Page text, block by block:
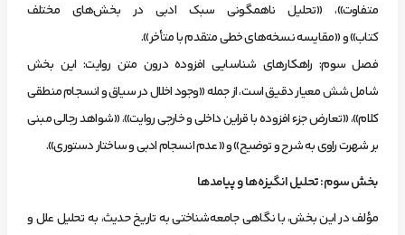
متفاوت»، «تحلیل ناهمگونی سبک ادبی در بخش‌های مختلف
کتاب» و «مقایسه نسخه‌های خطی متقدم با متأخر».
فصل سوم: راهکارهای شناسایی افزوده درون متن روایت: این بخش
شامل شش معیار دقیق است، از جمله «وجود اخلال در سیاق و انسجام منطقی
کلام»، «تعارض جزء افزوده با قراین داخلی و خارجی روایت»، «شواهد رجالی مبنی
بر شهرت راوی به شرح و توضیح» و «عدم انسجام ادبی و ساختار دستوری».
بخش سوم: تحلیل انگیزه‌ها و پیامدها
مؤلف در این بخش، با نگاهی جامعه‌شناختی به تاریخ حدیث، به تحلیل علل و